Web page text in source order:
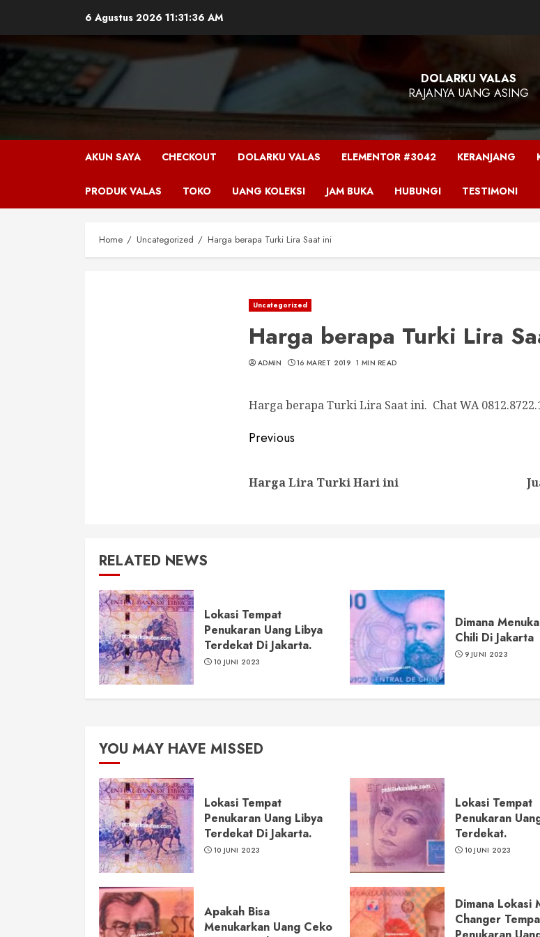
6 Agustus 2026 11:31:36 AM
DOLARKU VALAS
RAJANYA UANG ASING
AKUN SAYA CHECKOUT DOLARKU VALAS ELEMENTOR #3042 KERANJANG
PRODUK VALAS TOKO UANG KOLEKSI JAM BUKA HUBUNGI TESTIMONI
Home Uncategorized Harga berapa Turki Lira Saat ini
Uncategorized
Harga berapa Turki Lira
ADMIN 16 MARET 2019 1 MIN READ
Harga berapa Turki Lira Saat ini. Chat WA
Continue
Previous
Harga Lira Turki Hari ini
RELATED NEWS
Lokasi Tempat
Penukaran Uang Libya
Terdekat Di Jakarta.
10 JUNI 2023
Dimana
Chili Di Jakarta
9 JUNI 2023
YOU MAY HAVE MISSED
Lokasi Tempat
Penukaran Uang Libya
Terdekat Di Jakarta.
10 JUNI 2023
Lokasi Tempat
Penukaran
Terdekat.
10 JUNI 2023
Apakah Bisa
Menukarkan Uang Ceko
Dimana Lokasi
Changer